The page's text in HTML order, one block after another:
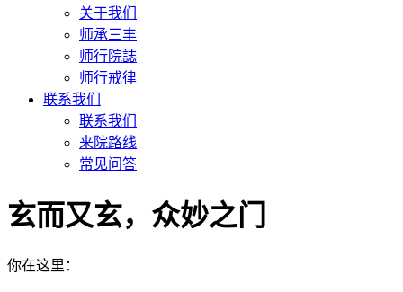
关于我们
师承三丰
师行院誌
师行戒律
联系我们
联系我们
来院路线
常见问答
玄而又玄，众妙之门
你在这里：